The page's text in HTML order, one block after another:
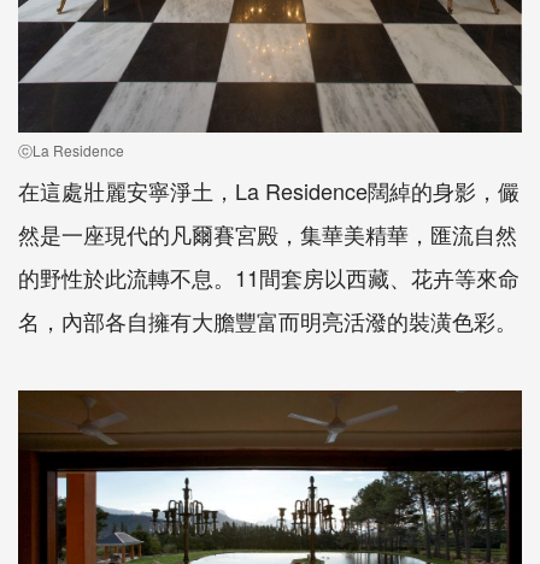
ⓒLa Residence
在這處壯麗安寧淨土，La Residence闊綽的身影，儼
然是一座現代的凡爾賽宮殿，集華美精華，匯流自然
的野性於此流轉不息。11間套房以西藏、花卉等來命
名，內部各自擁有大膽豐富而明亮活潑的裝潢色彩。